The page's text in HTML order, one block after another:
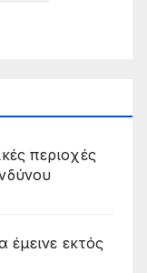
περιοχές
έμεινε εκτός